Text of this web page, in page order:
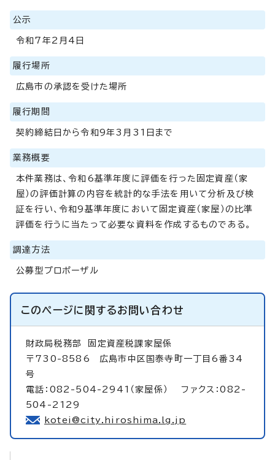
公示
令和7年2月4日
履行場所
広島市の承認を受けた場所
履行期間
契約締結日から令和9年3月31日まで
業務概要
本件業務は、令和6基準年度に評価を行った固定資産（家
屋）の評価計算の内容を統計的な手法を用いて分析及び検
証を行い、令和9基準年度において固定資産（家屋）の比準
評価を行うに当たって必要な資料を作成するものである。
調達方法
公募型プロポーザル
このページに関するお問い合わせ
財政局税務部
固定資産税課家屋係
〒730-8586 広島市中区国泰寺町一丁目6番34
号
電話：082-504-2941（家屋係） ファクス：082-
504-2129
kotei@city.hiroshima.lg.jp